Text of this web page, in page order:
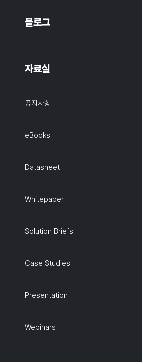
블로그
자료실
공지사항
eBooks
Datasheet
Whitepaper
Solution Briefs
Case Studies
Presentation
Webinars